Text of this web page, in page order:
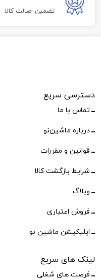
تضمین اصالت کالا
دسترسی سریع
تماس با ما
درباره ماشین‌نو
قوانین و مقررات
شرایط بازگشت کالا
وبلاگ
فروش اعتباری
اپلیکیشن ماشین نو
لینک های سریع
فرصت های شغلی